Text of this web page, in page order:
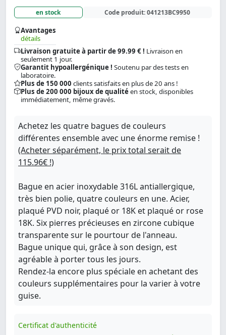
en stock Code produit:041213BC9950
Avantages
détails
Livraison gratuite à partir de 99.99 € ! Livraison en
seulement 1 jour.
Garantit hypoallergénique ! Soutenu par des tests en
laboratoire.
Plus de 150 000 clients satisfaits en plus de 20 ans !
Plus de 200 000 bijoux de qualitéen stock, disponibles
immédiatement, même gravés.
Achetez les quatre bagues de couleurs
différentes ensemble avec une énorme remise !
(Acheter séparément, le prix total serait de
115.96€ !)
Bague en acier inoxydable 316L antiallergique,
très bien polie, quatre couleurs en une. Acier,
plaqué PVD noir, plaqué or 18K et plaqué or rose
18K. Six pierres précieuses en zircone cubique
transparente sur le pourtour de l'anneau.
Bague unique qui, grâce à son design, est
agréable à porter tous les jours.
Rendez-la encore plus spéciale en achetant des
couleurs supplémentaires pour la varier à votre
guise.
Certificat d'authenticité